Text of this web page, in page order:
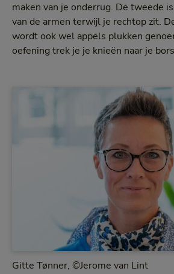
maken van je onderrug. De tweede
van de armen terwijl je rechtop zit.
wordt ook wel appels plukken
oefening trek je je knieën naar je
Gitte Tønner, ©Jerome van Lint